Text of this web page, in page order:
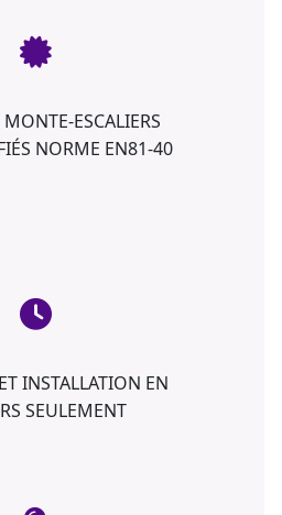
ESCALIERS
NORME EN81-40
INSTALLATION EN
SEULEMENT